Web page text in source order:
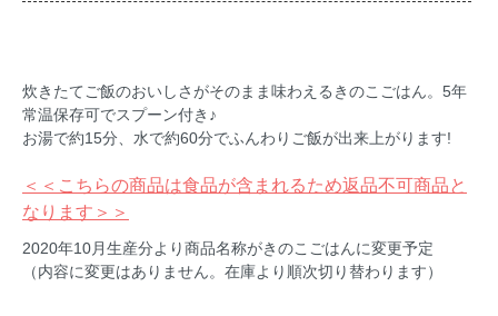
炊きたてご飯のおいしさがそのまま味わえるきのこごはん。5年
常温保存可でスプーン付き♪
お湯で約15分、水で約60分でふんわりご飯が出来上がります!
＜＜こちらの商品は食品が含まれるため返品不可商品と
なります＞＞
2020年10月生産分より商品名称がきのこごはんに変更予定
（内容に変更はありません。在庫より順次切り替わります）